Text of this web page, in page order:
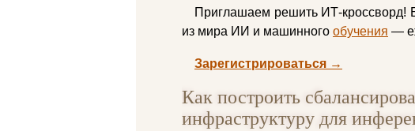
Приглашаем решить ИТ-кроссворд!
из мира ИИ и машинного обучения —
Зарегистрироваться →
Как построить
инфраструктуру для